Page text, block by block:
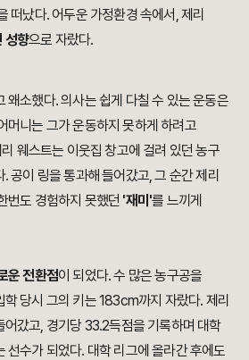
떠났다. 어두운 가정환경 속에서, 제리
성향으로 자랐다.
왜소했다. 의사는 쉽게 다칠 수 있는 운동은
머니는 그가 운동하지 못하게 하려고
웨스트는 이웃집 창고에 걸려 있던 농구
공이 링을 통과해 들어갔고, 그 순간 제리
번도 경험하지 못했던 '재미'를 느끼게
운 전환점이 되었다. 수 많은 농구공을
학 당시 그의 키는 183cm까지 자랐다. 제리
어갔고, 경기당 33.2득점을 기록하며 대학
선수가 되었다. 대학 리그에 올라간 후에도